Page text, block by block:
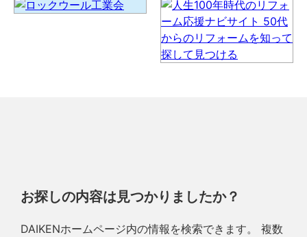
お探しの内容は見つかりましたか？
DAIKENホームページ内の情報を検索できます。 複数